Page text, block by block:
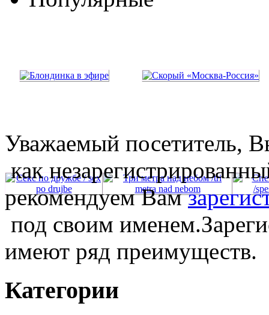
Уважаемый посетитель,
как
рекомендуем Вам
под своим
имеют ряд преимуществ.
Категории